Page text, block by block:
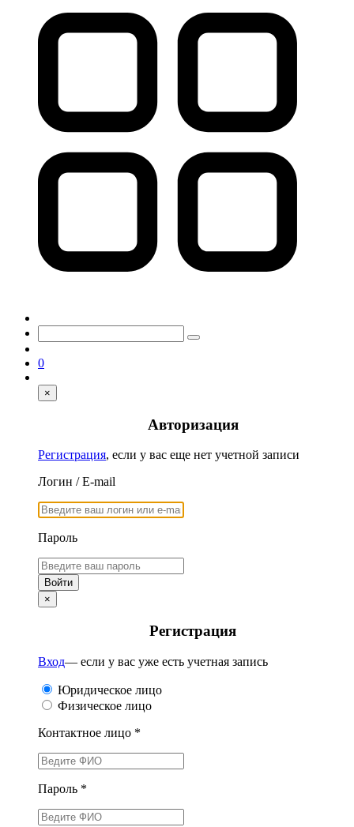
0
×
Авторизация
Регистрация, если у вас еще нет учетной записи
Логин / E-mail
Пароль
×
Регистрация
Вход— если у вас уже есть учетная запись
Юридическое лицо
Физическое лицо
Контактное лицо *
Пароль *